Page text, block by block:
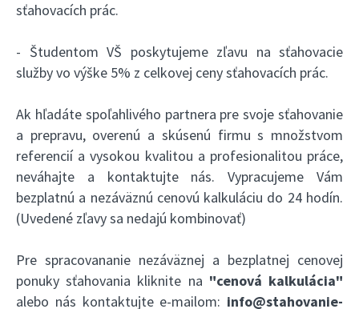
sťahovacích prác.
- Študentom VŠ poskytujeme zľavu na sťahovacie
služby vo výške 5% z celkovej ceny sťahovacích prác.
Ak hľadáte spoľahlivého partnera pre svoje sťahovanie
a prepravu, overenú a skúsenú firmu s množstvom
referencií a vysokou kvalitou a profesionalitou práce,
neváhajte a kontaktujte nás. Vypracujeme Vám
bezplatnú a nezáväznú cenovú kalkuláciu do 24 hodín.
(Uvedené zľavy sa nedajú kombinovať)
Pre spracovananie nezáväznej a bezplatnej cenovej
ponuky sťahovania kliknite na "cenová kalkulácia"
alebo nás kontaktujte e-mailom: info@stahovanie-